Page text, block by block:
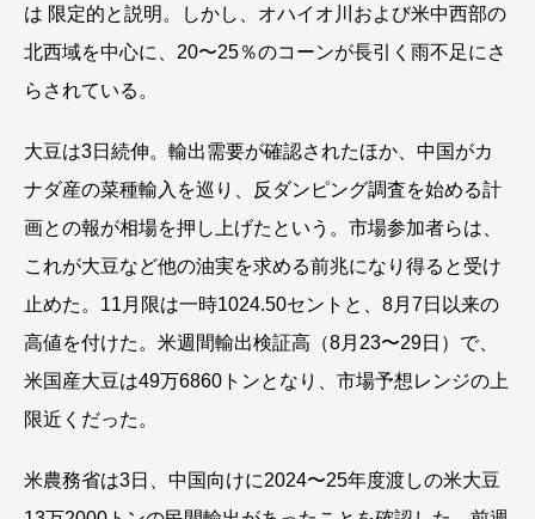
は 限定的と説明。しかし、オハイオ川および米中西部の
北西域を中心に、20〜25％のコーンが長引く雨不足にさ
らされている。
大豆は3日続伸。輸出需要が確認されたほか、中国がカ
ナダ産の菜種輸入を巡り、反ダンピング調査を始める計
画との報が相場を押し上げたという。市場参加者らは、
これが大豆など他の油実を求める前兆になり得ると受け
止めた。11月限は一時1024.50セントと、8月7日以来の
高値を付けた。米週間輸出検証高（8月23〜29日）で、
米国産大豆は49万6860トンとなり、市場予想レンジの上
限近くだった。
米農務省は3日、中国向けに2024〜25年度渡しの米大豆